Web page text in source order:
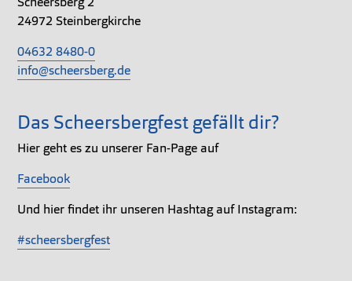
24972 Steinbergkirche
04632 8480-0
info@scheersberg.de
Das Scheersbergfest gefällt dir?
Hier geht es zu unserer Fan-Page auf
Facebook
Und hier findet ihr unseren Hashtag auf Instagram:
#scheersbergfest